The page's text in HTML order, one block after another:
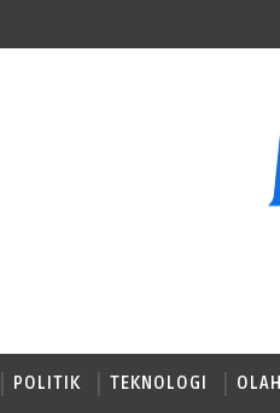
POLITIK TEKNOLOGI